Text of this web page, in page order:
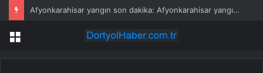
Su stresi çağı yaklaşıyor! Uzmanlardan Türkiye için uyarı
Menü